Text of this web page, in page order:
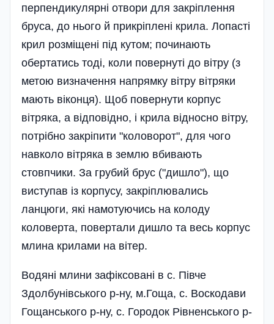
перпендикулярні отвори для закріплення
бруса, до нього й прикріплені крила. Лопасті
крил розміщені під кутом; починають
обертатись тоді, коли повернуті до вітру (з
метою визначення напрямку вітру вітряки
мають віконця). Щоб повернути корпус
вітряка, а відповідно, і крила відносно вітру,
потрібно закріпити "коловорот", для чого
навколо вітряка в землю вбивають
стовпчики. За грубий брус ("дишло"), що
виступав із корпусу, закріплювались
ланцюги, які намотуючись на колоду
коловерта, повертали дишло та весь корпус
млина крилами на вітер.
Водяні млини зафіксовані в с. Півче
Здолбунівського р-ну, м.Гоща, с. Воскодави
Гощанського р-ну, с. Городок Рівненського р-